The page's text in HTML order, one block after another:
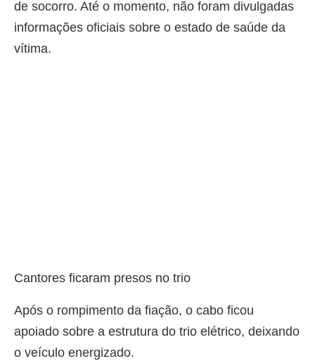
de socorro. Até o momento, não foram divulgadas
informações oficiais sobre o estado de saúde da
vítima.
Cantores ficaram presos no trio
Após o rompimento da fiação, o cabo ficou
apoiado sobre a estrutura do trio elétrico, deixando
o veículo energizado.